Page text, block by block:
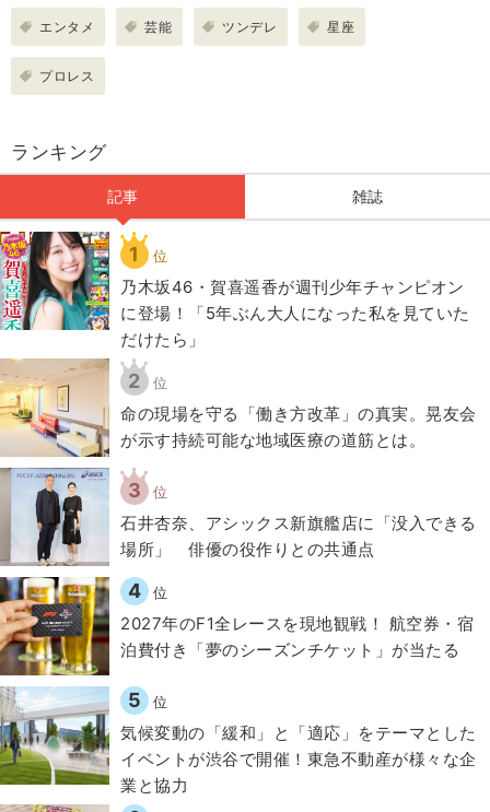
エンタメ 芸能 ツンデレ 星座
プロレス
ランキング
記事 雑誌
1 位
乃木坂46・賀喜遥香が週刊少年チャンピオン
に登場！「5年ぶん大人になった私を見ていた
だけたら」
2 位
​命の現場を守る「働き方改革」の真実。晃友会
が示す持続可能な地域医療の道筋とは。
3 位
石井杏奈、アシックス新旗艦店に「没入できる
場所」 俳優の役作りとの共通点
4 位
2027年のF1全レースを現地観戦！ 航空券・宿
泊費付き「夢のシーズンチケット」が当たる
5 位
気候変動の「緩和」と「適応」をテーマとした
イベントが渋谷で開催！東急不動産が様々な企
業と協力